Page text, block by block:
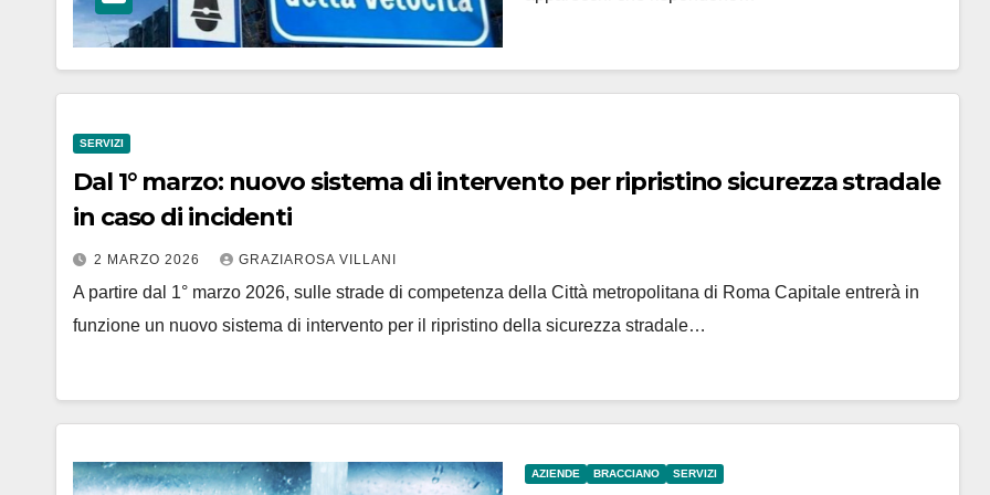
SERVIZI
Dal 1° marzo: nuovo sistema di intervento per ripristino sicurezza stradale
in caso di incidenti
2 MARZO 2026 GRAZIAROSA VILLANI
A partire dal 1° marzo 2026, sulle strade di competenza della Città metropolitana di Roma Capitale entrerà in
funzione un nuovo sistema di intervento per il ripristino della sicurezza stradale…
AZIENDE BRACCIANO SERVIZI